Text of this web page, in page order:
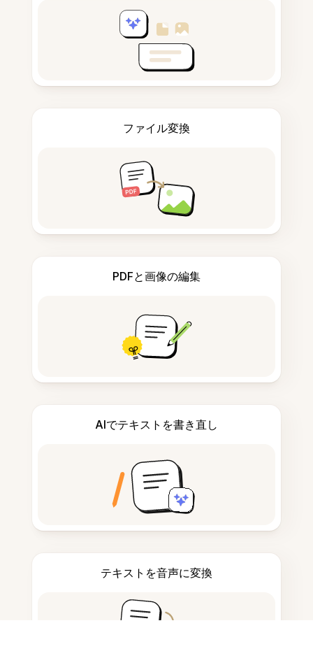
ファイル変換
PDFと画像の編集
AIでテキストを書き直し
テキストを音声に変換